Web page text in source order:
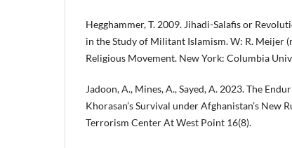
Hegghammer, T. 2009. Jihadi-Salafis or
in the Study of Militant Islamism. W: R. Meijer
Religious Movement. New York: Columbia
Jadoon, A., Mines, A., Sayed, A. 2023. The
Khorasan’s Survival under Afghanistan’s New
Terrorism Center At West Point 16(8).